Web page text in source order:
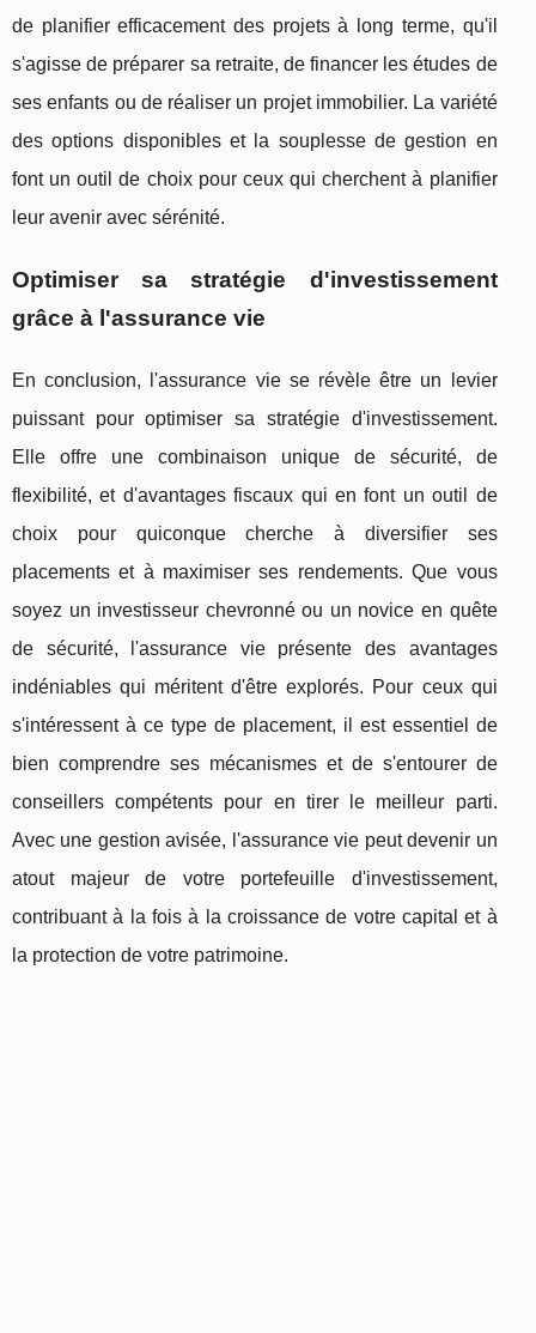
de planifier efficacement des projets à long terme, qu'il
s'agisse de préparer sa retraite, de financer les études de
ses enfants ou de réaliser un projet immobilier. La variété
des options disponibles et la souplesse de gestion en
font un outil de choix pour ceux qui cherchent à planifier
leur avenir avec sérénité.
Optimiser sa stratégie d'investissement
grâce à l'assurance vie
En conclusion, l'assurance vie se révèle être un levier
puissant pour optimiser sa stratégie d'investissement.
Elle offre une combinaison unique de sécurité, de
flexibilité, et d'avantages fiscaux qui en font un outil de
choix pour quiconque cherche à diversifier ses
placements et à maximiser ses rendements. Que vous
soyez un investisseur chevronné ou un novice en quête
de sécurité, l'assurance vie présente des avantages
indéniables qui méritent d'être explorés. Pour ceux qui
s'intéressent à ce type de placement, il est essentiel de
bien comprendre ses mécanismes et de s'entourer de
conseillers compétents pour en tirer le meilleur parti.
Avec une gestion avisée, l'assurance vie peut devenir un
atout majeur de votre portefeuille d'investissement,
contribuant à la fois à la croissance de votre capital et à
la protection de votre patrimoine.